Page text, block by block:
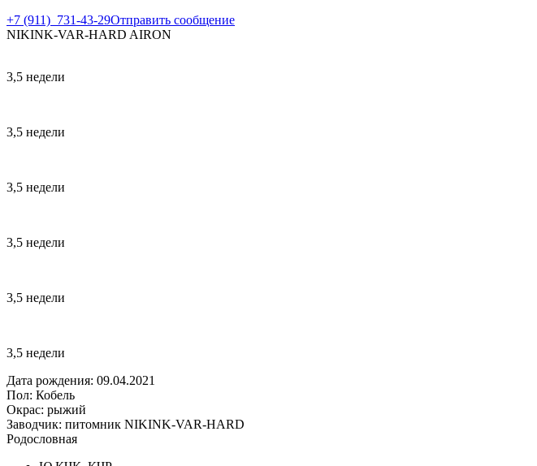
+7 (911) 731-43-29Отправить сообщение
NIKINK-VAR-HARD AIRON
3,5 недели
3,5 недели
3,5 недели
3,5 недели
3,5 недели
3,5 недели
Дата рождения: 09.04.2021
Пол: Кобель
Окрас: рыжий
Заводчик: питомник NIKINK-VAR-HARD
Родословная